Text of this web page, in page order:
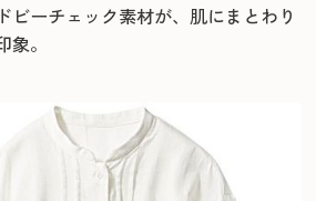
ビーチェック素材が、肌にまとわり
。